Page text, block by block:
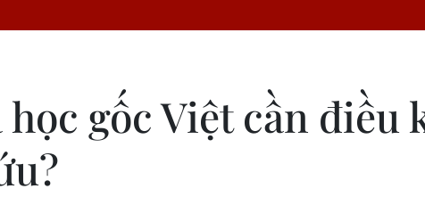
học gốc Việt cần điều